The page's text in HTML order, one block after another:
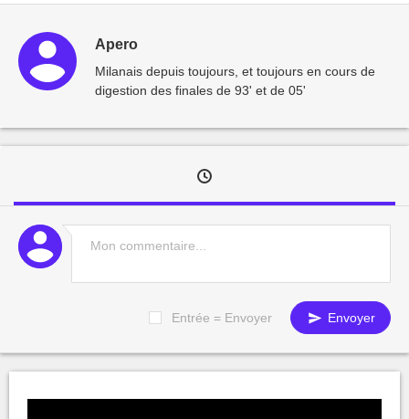
Apero
Milanais depuis toujours, et toujours en cours de
digestion des finales de 93' et de 05'
Entrée = Envoyer Envoyer